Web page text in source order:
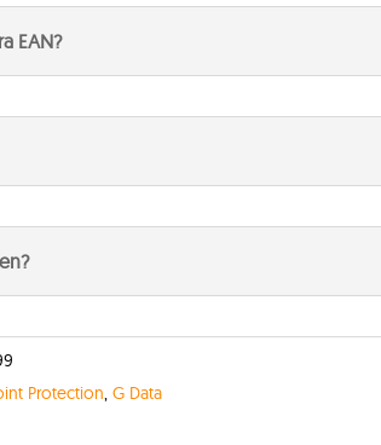
EAN?
Protection, G Data